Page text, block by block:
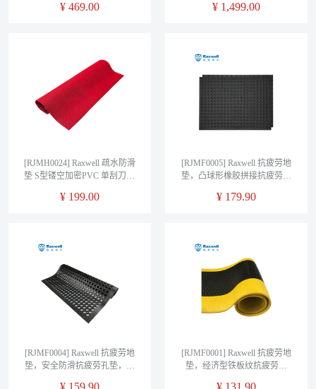
售卖单位：平方米
¥ 469.00
16mm 配辅料边框 售卖单位：
¥ 1,499.00
[RJMH0024] Raxwell 疏水防滑
垫 S型镂空加密PVC 单刮刀防
度1m 灰色
¥ 199.00
[RJMF0005] Raxwell 抗疲劳地
垫，凸球形橡胶拼接抗疲劳防
单位：片
¥ 179.90
[RJMF0004] Raxwell 抗疲劳地
垫，安全防滑抗疲劳孔垫，黑
¥ 159.90
[RJMF0001] Raxwell 抗疲劳地
垫，经济型铁板纹抗疲劳地
¥ 131.90